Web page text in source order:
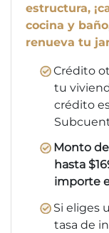
estructura,
cocina y
renueva tu
Crédito
tu
crédito
Monto
hasta
importe
Si eliges
tasa de